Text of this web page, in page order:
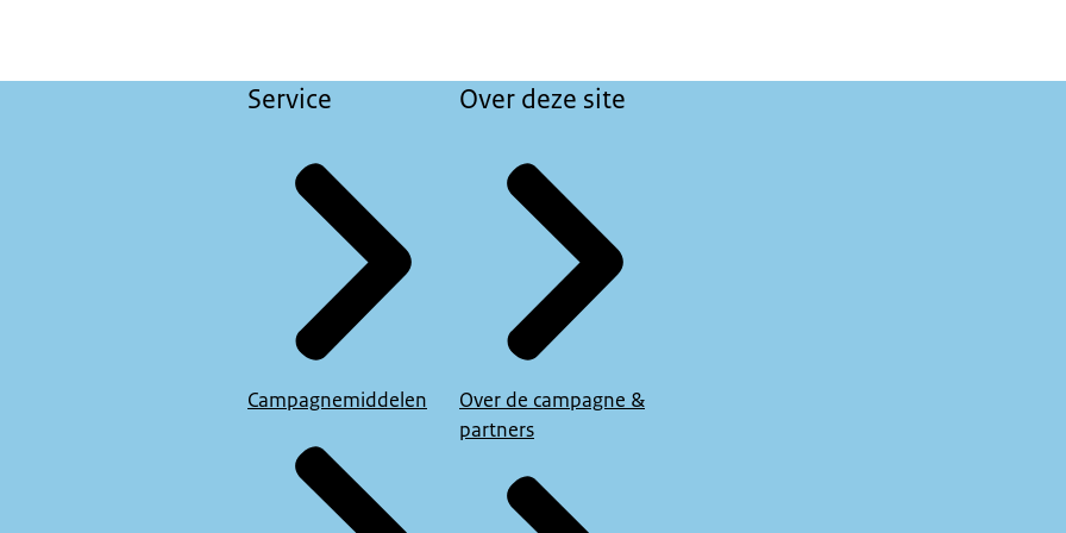
Service
Campagnemiddelen
Over deze site
Over de campagne &
partners